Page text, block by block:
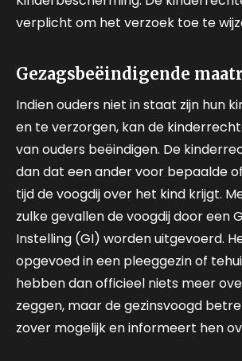
verplicht om het verzoek toe te
Gezagsbeëindigende
Indien ouders niet in staat zijn hun
en te verzorgen, kan de
van ouders beëindigen. De
dan dat een ander voor bepaalde
tijd de voogdij over het kind krijgt.
zulke gevallen de voogdij door een
Instelling (GI) worden uitgevoerd.
opgevoed in een pleeggezin of
hebben dan officieel niets meer
zeggen, maar de gezinsvoogd
zover mogelijk en informeert hen